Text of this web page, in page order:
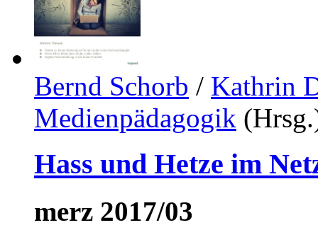
Bernd Schorb / Kathrin
Medienpädagogik
Hass und Hetze im
merz 2017/03